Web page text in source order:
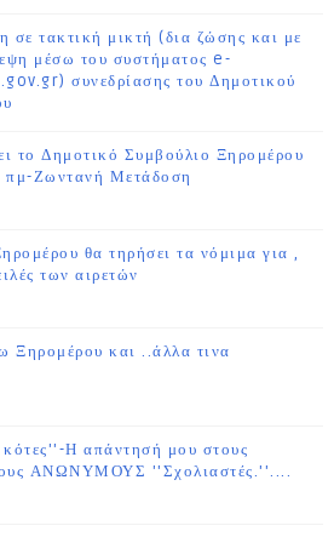
σε τακτική μικτή (δια ζώσης και με
μέσω του συστήματος e-
συνεδρίασης του Δημοτικού
το Δημοτικό Συμβούλιο Ξηρομέρου
πμ-Ζωντανή Μετάδοση
θα τηρήσει τα νόμιμα για ,
των αιρετών
Ξηρομέρου και ..άλλα τινα
κότες''-Η απάντησή μου στους
ΑΝΩΝΥΜΟΥΣ ''Σχολιαστές.''....